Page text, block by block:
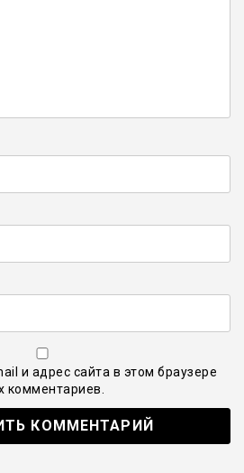
и адрес сайта в этом браузере